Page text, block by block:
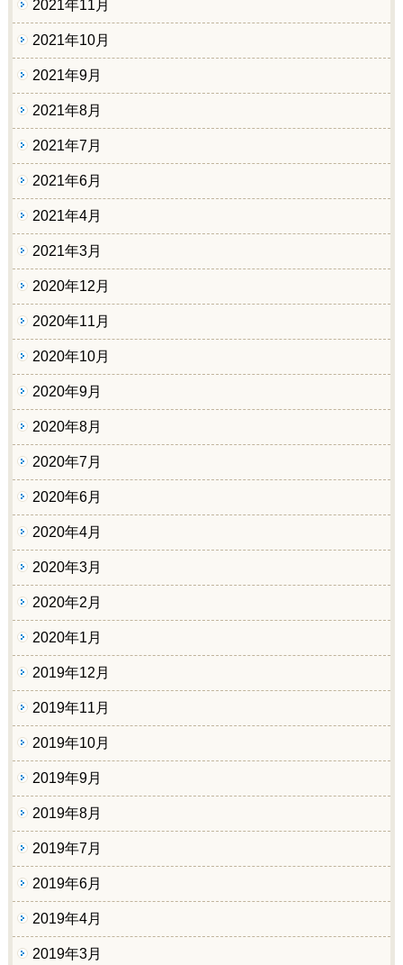
2021年11月
2021年10月
2021年9月
2021年8月
2021年7月
2021年6月
2021年4月
2021年3月
2020年12月
2020年11月
2020年10月
2020年9月
2020年8月
2020年7月
2020年6月
2020年4月
2020年3月
2020年2月
2020年1月
2019年12月
2019年11月
2019年10月
2019年9月
2019年8月
2019年7月
2019年6月
2019年4月
2019年3月